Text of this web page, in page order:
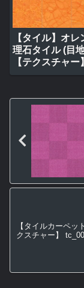
【タイル】オ
理石タイル (目
【テクスチャー】
tile_0320
【タイルカーペッ
クスチャー】